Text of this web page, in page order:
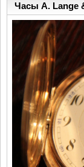
Часы A. Lange